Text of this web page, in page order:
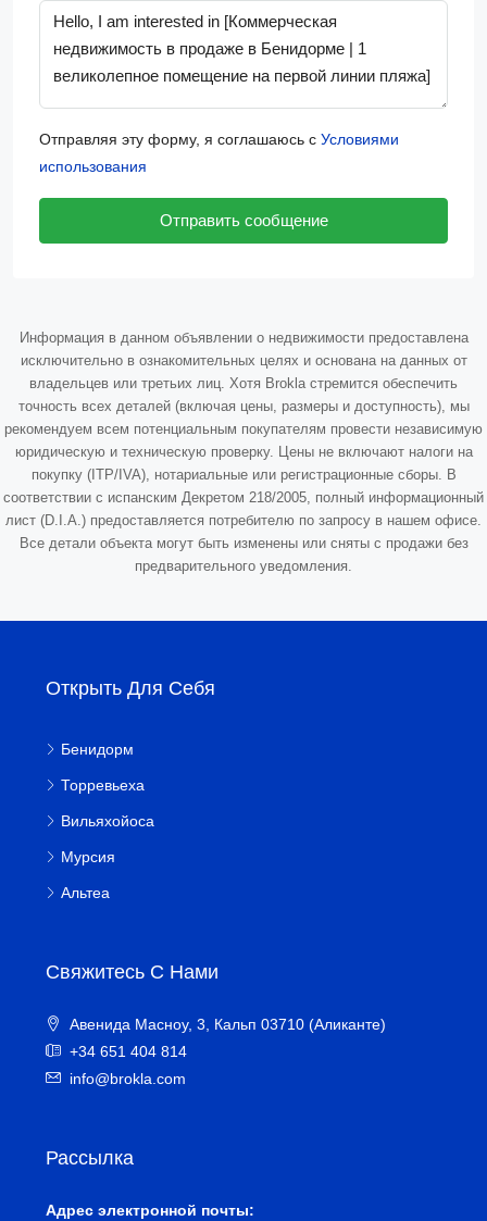
Отправляя эту форму, я соглашаюсь с Условиями
использования
Отправить сообщение
Информация в данном объявлении о недвижимости предоставлена
исключительно в ознакомительных целях и основана на данных от
владельцев или третьих лиц. Хотя Brokla стремится обеспечить
точность всех деталей (включая цены, размеры и доступность), мы
рекомендуем всем потенциальным покупателям провести независимую
юридическую и техническую проверку. Цены не включают налоги на
покупку (ITP/IVA), нотариальные или регистрационные сборы. В
соответствии с испанским Декретом 218/2005, полный информационный
лист (D.I.A.) предоставляется потребителю по запросу в нашем офисе.
Все детали объекта могут быть изменены или сняты с продажи без
предварительного уведомления.
Открыть Для Себя
Бенидорм
Торревьеха
Вильяхойоса
Мурсия
Альтеа
Свяжитесь С Нами
Авенида Масноу, 3, Кальп 03710 (Аликанте)
+34 651 404 814
info@brokla.com
Рассылка
Адрес электронной почты: